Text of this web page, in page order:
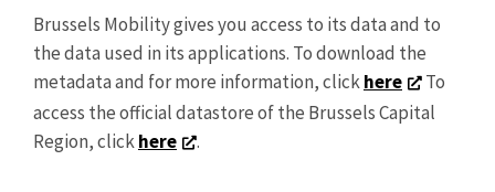
Brussels Mobility gives you access to its data and to
the data used in its applications. To download the
metadata and for more information, clickhere
To
access the official datastore of the Brussels Capital
Region, clickhere .